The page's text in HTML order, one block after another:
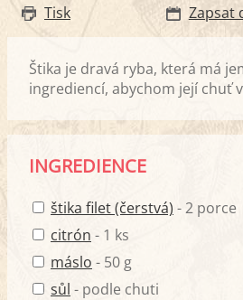
Tisk Zapsat
Štika je dravá ryba, která má
ingrediencí, abychom její chuť
INGREDIENCE
štika filet (čerstvá) - 2 porce
citrón - 1 ks
máslo - 50 g
sůl - podle chuti